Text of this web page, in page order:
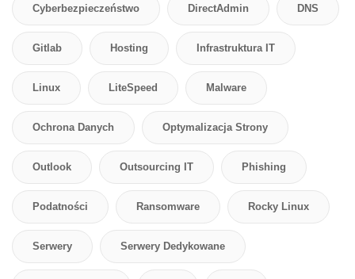
Cyberbezpieczeństwo DirectAdmin DNS
Gitlab Hosting Infrastruktura IT
Linux LiteSpeed Malware
Ochrona Danych Optymalizacja Strony
Outlook Outsourcing IT Phishing
Podatności Ransomware Rocky Linux
Serwery Serwery Dedykowane